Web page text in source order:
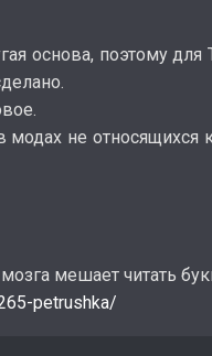
основа, поэтому для
модах не относящихся
мешает читать
petrushka/